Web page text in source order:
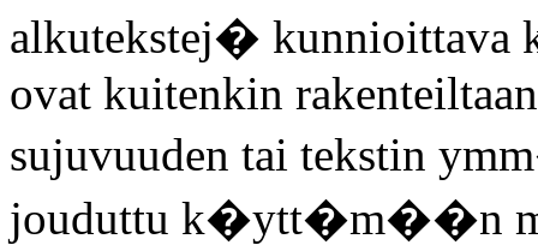
alkutekstej�
ovat kuitenkin
sujuvuuden tai tekstin
jouduttu k�ytt�m��n